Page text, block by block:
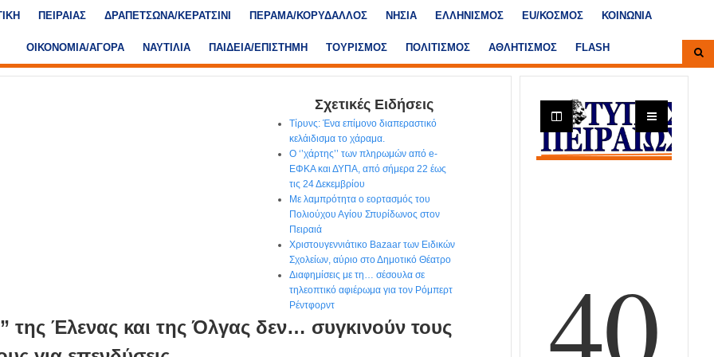
ΠΕΙΡΑΙΑΣ ΔΡΑΠΕΤΣΩΝΑ/ΚΕΡΑΤΣΙΝΙ ΠΕΡΑΜΑ/ΚΟΡΥΔΑΛΛΟΣ ΝΗΣΙΑ ΕΛΛΗΝΙΣΜΟΣ ΕU/ΚΟΣΜΟΣ ΚΟΙΝΩΝΙΑ
ΟΙΚΟΝΟΜΙΑ/ΑΓΟΡΑ ΝΑΥΤΙΛΙΑ ΠΑΙΔΕΙΑ/ΕΠΙΣΤΗΜΗ ΤΟΥΡΙΣΜΟΣ ΠΟΛΙΤΙΣΜΟΣ ΑΘΛΗΤΙΣΜΟΣ FLASH
Σχετικές Ειδήσεις
Τίρυνς: Ένα επίμονο διαπεραστικό
κελάιδισμα το χάραμα.
Ο ‘’χάρτης’’ των πληρωμών από e-
ΕΦΚΑ και ΔΥΠΑ, από σήμερα 22 έως
τις 24 Δεκεμβρίου
Με λαμπρότητα ο εορτασμός του
Πολιούχου Αγίου Σπυρίδωνος στον
Πειραιά
Χριστουγεννιάτικο Bazaar των Ειδικών
Σχολείων, αύριο στο Δημοτικό Θέατρο
Διαφημίσεις με τη… σέσουλα σε
τηλεοπτικό αφιέρωμα για τον Ρόμπερτ
Ρέντφορντ
της Έλενας και της Όλγας δεν… συγκινούν τους